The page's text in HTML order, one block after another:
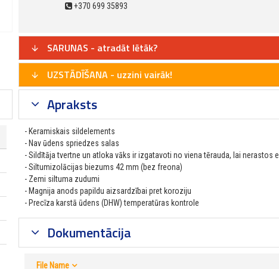
+370 699 35893
SARUNAS - atradāt lētāk?
UZSTĀDĪŠANA - uzzini vairāk!
Apraksts
- Keramiskais sildelements
- Nav ūdens spriedzes salas
- Sildītāja tvertne un atloka vāks ir izgatavoti no viena tērauda, lai nerastos
- Siltumizolācijas biezums 42 mm (bez freona)
- Zemi siltuma zudumi
- Magnija anods papildu aizsardzībai pret koroziju
- Precīza karstā ūdens (DHW) temperatūras kontrole
Dokumentācija
File Name